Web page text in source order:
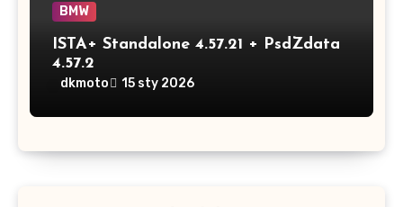
BMW
ISTA+ Standalone 4.57.21 + PsdZdata
4.57.2
dkmoto 15 sty 2026